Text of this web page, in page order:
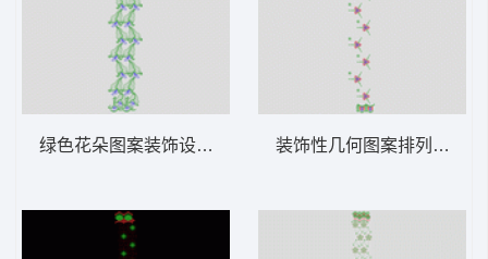
绿色花朵图案装饰设计 窗帘 装饰性几何图案排列 窗帘